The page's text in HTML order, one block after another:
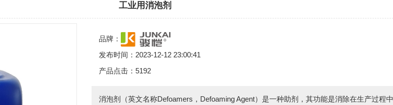
工业用消泡剂
品牌：
发布时间： 2023-12-12 23:00:41
产品点击： 5192
消泡剂（英文名称Defoamers，Defoaming Agent）是一种助剂，其功能是消除在生产过程